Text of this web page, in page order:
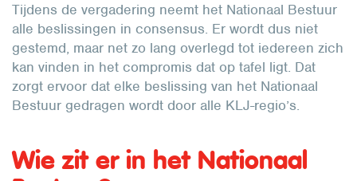
Tijdens de vergadering neemt het Nationaal Bestuur
alle beslissingen in consensus. Er wordt dus niet
gestemd, maar net zo lang overlegd tot iedereen zich
kan vinden in het compromis dat op tafel ligt. Dat
zorgt ervoor dat elke beslissing van het Nationaal
Bestuur gedragen wordt door alle KLJ-regio’s.
Wie zit er in het Nationaal